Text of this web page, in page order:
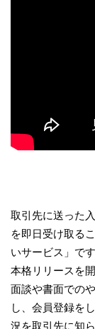
取引先に送った
を即日受け取る
いサービス」で
本格リリースを
面談や書面での
し、会員登録を
況を取引先に知